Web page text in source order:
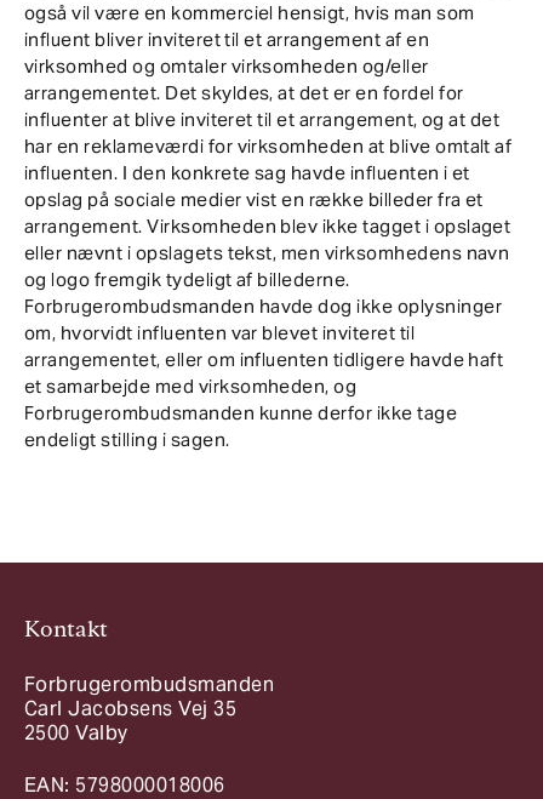
også vil være en kommerciel hensigt, hvis man som
influent bliver inviteret til et arrangement af en
virksomhed og omtaler virksomheden og/eller
arrangementet. Det skyldes, at det er en fordel for
influenter at blive inviteret til et arrangement, og at det
har en reklameværdi for virksomheden at blive omtalt af
influenten. I den konkrete sag havde influenten i et
opslag på sociale medier vist en række billeder fra et
arrangement. Virksomheden blev ikke tagget i opslaget
eller nævnt i opslagets tekst, men virksomhedens navn
og logo fremgik tydeligt af billederne.
Forbrugerombudsmanden havde dog ikke oplysninger
om, hvorvidt influenten var blevet inviteret til
arrangementet, eller om influenten tidligere havde haft
et samarbejde med virksomheden, og
Forbrugerombudsmanden kunne derfor ikke tage
endeligt stilling i sagen.
Kontakt
Forbrugerombudsmanden
Carl Jacobsens Vej 35
2500 Valby
EAN: 5798000018006